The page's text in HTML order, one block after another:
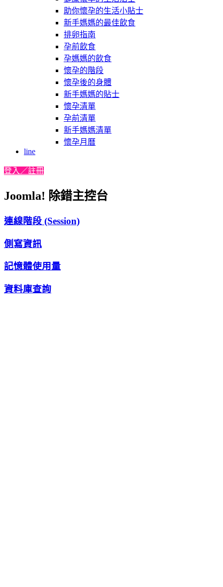
助你懷孕的生活小貼士
新手媽媽的最佳飲食
排卵指南
孕前飲食
孕媽媽的飲食
懷孕的階段
懷孕後的身體
新手媽媽的貼士
懷孕清單
孕前清單
新手媽媽清單
懷孕月曆
line
登入／註冊
Joomla! 除錯主控台
連線階段 (Session)
側寫資訊
記憶體使用量
資料庫查詢